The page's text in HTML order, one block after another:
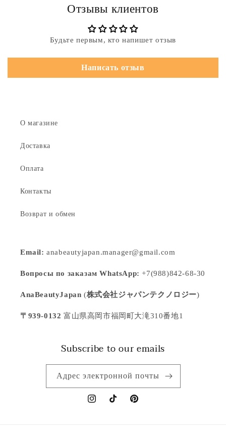
Отзывы клиентов
Будьте первым, кто напишет отзыв
Написать отзыв
О магазине
Доставка
Оплата
Контакты
Возврат и обмен
Email:anabeautyjapan.manager@gmail.com
Вопросы по заказам WhatsApp:+7(988)842-68-30
AnaBeautyJapan (株式会社ジャパンテクノロジー)
〒939-0132 富山県高岡市福岡町大滝310番地1
Subscribe to our emails
Адрес электронной почты
InstagramTikTok Pinterest